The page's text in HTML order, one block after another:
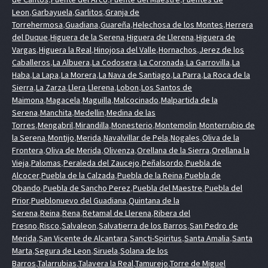
Leon,Garbayuela,Garlitos,Granja de
Torrehermosa,Guadiana,Guareña,Helechosa de los Montes,Herrera
del Duque,Higuera de la Serena,Higuera de Llerena,Higuera de
Vargas,Higuera la Real,Hinojosa del Valle,Hornachos,Jerez de los
Caballeros,La Albuera,La Codosera,La Coronada,La Garrovilla,La
Haba,La Lapa,La Morera,La Nava de Santiago,La Parra,La Roca de la
Sierra,La Zarza,Llera,Llerena,Lobon,Los Santos de
Maimona,Magacela,Maguilla,Malcocinado,Malpartida de la
Serena,Manchita,Medellin,Medina de las
Torres,Mengabril,Mirandilla,Monesterio,Montemolin,Monterrubio de
la Serena,Montijo,Merida,Navalvillar de Pela,Nogales,Oliva de la
Frontera,Oliva de Merida,Olivenza,Orellana de la Sierra,Orellana la
Vieja,Palomas,Peraleda del Zaucejo,Peñalsordo,Puebla de
Alcocer,Puebla de la Calzada,Puebla de la Reina,Puebla de
Obando,Puebla de Sancho Perez,Puebla del Maestre,Puebla del
Prior,Pueblonuevo del Guadiana,Quintana de la
Serena,Reina,Rena,Retamal de Llerena,Ribera del
Fresno,Risco,Salvaleon,Salvatierra de los Barros,San Pedro de
Merida,San Vicente de Alcantara,Sancti-Spiritus,Santa Amalia,Santa
Marta,Segura de Leon,Siruela,Solana de los
Barros,Talarrubias,Talavera la Real,Tamurejo,Torre de Miguel